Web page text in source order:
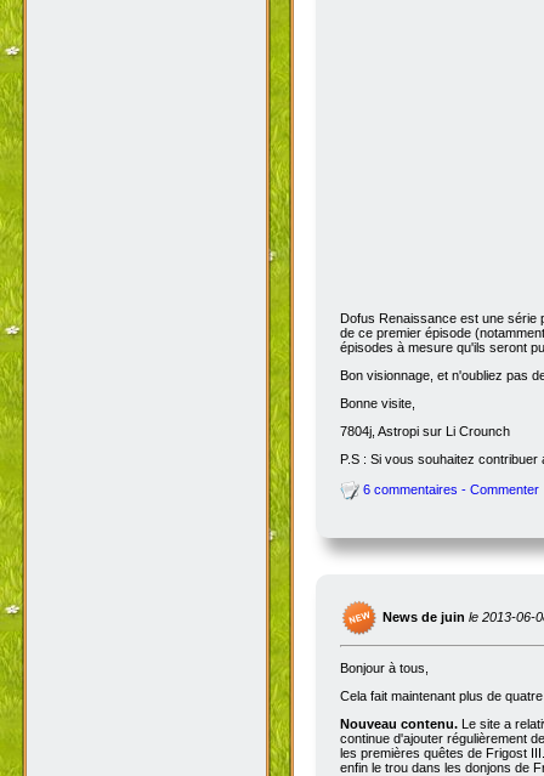
Dofus Renaissance est une série
de ce premier épisode
épisodes à mesure qu'ils seront
Bon visionnage, et n'oubliez pas
Bonne visite,
7804j, Astropi sur Li Crounch
P.S : Si vous souhaitez
6 commentaires - Commenter
News de juin le 2013-06-
Bonjour à tous,
Cela fait maintenant plus de
Nouveau contenu. Le site a
continue d'ajouter régulièrement
les premières quêtes de Frigost
enfin le trou dans les donjons de